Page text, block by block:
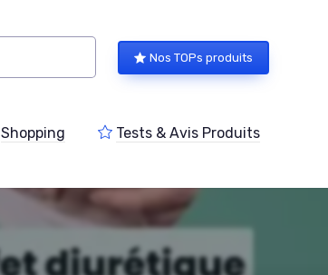
Nos TOPs produits
Shopping Tests & Avis Produits